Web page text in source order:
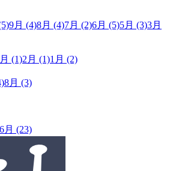
9月 (4)8月 (4)7月 (2)6月 (5)5月 (3)3月
(1)2月 (1)1月 (2)
8月 (3)
6月 (23)